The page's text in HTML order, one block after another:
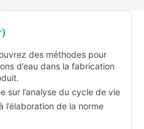
des méthodes pour
d’eau dans la fabrication
sur l’analyse du cycle de vie
l’élaboration de la norme